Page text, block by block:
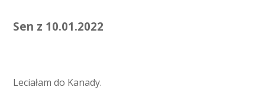
Sen z 10.01.2022
Leciałam do Kanady.